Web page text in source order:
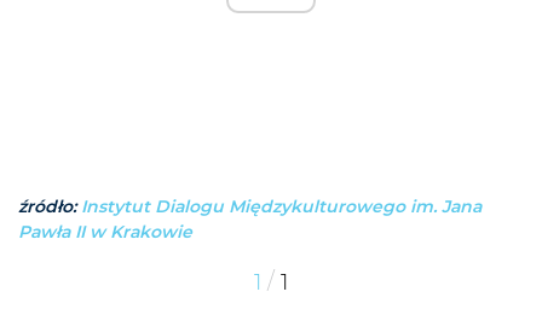
źródło:Instytut Dialogu Międzykulturowego im. Jana
Pawła II w Krakowie
1 / 1